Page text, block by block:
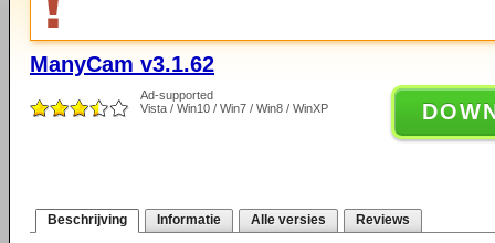
ManyCam v3.1.62
Ad-supported
Vista / Win10 / Win7 / Win8 / WinXP
Beschrijving Informatie Alle versies Reviews